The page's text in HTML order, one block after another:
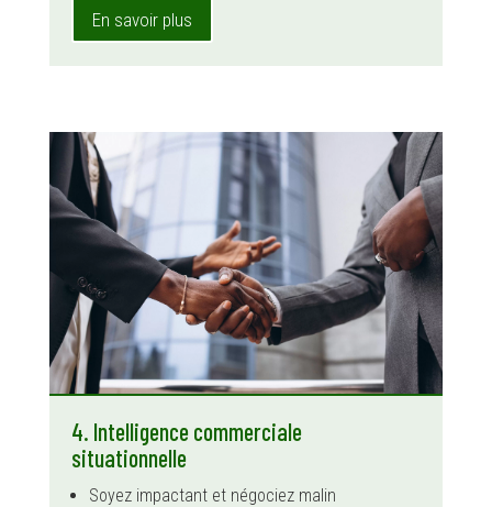
En savoir plus
4. Intelligence commerciale
situationnelle
Soyez impactant et négociez malin